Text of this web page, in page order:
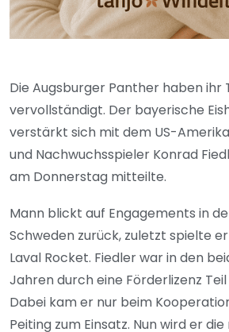
Die Augsburger Panther haben
vervollständigt. Der bayerische
verstärkt sich mit dem US-
und Nachwuchsspieler Konrad
am Donnerstag mitteilte.
Mann blickt auf Engagements in
Schweden zurück, zuletzt spielte
Laval Rocket. Fiedler war in den
Jahren durch eine Förderlizenz
Dabei kam er nur beim
Peiting zum Einsatz. Nun wird er